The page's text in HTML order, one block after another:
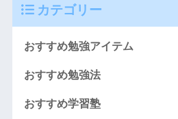
カテゴリー
おすすめ勉強アイテム
おすすめ勉強法
おすすめ学習塾